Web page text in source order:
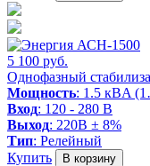
5 100 руб.
Однофазный
Мощность: 1.5 кВA
Вход: 120 - 280 В
Выход: 220В ± 8%
Тип: Релейный
Купить
В корзину